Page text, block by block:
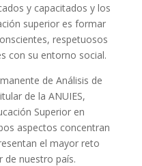
y capacitados y los
superior es formar
respetuosos
con su entorno social.
de Análisis de
de la ANUIES,
Superior en
aspectos concentran
el mayor reto
de nuestro país.